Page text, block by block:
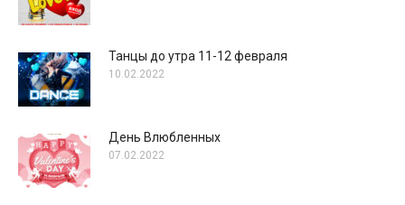
Танцы до утра 11-12 февраля
10.02.2022
День Влюбленных
07.02.2022